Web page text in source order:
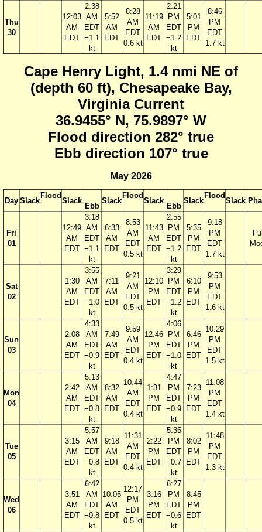
Thu
30
12:03
AM
EDT
2:38
AM
EDT
−1.1
kt
5:52
AM
EDT
8:28
AM
EDT
0.6 kt
11:19
AM
EDT
2:21
PM
EDT
−1.2
kt
5:01
PM
EDT
8:46
PM
EDT
1.7 kt
Cape Henry Light, 1.4 nmi NE of
(depth 60 ft), Chesapeake Bay,
Virginia Current
36.9455° N, 75.9897° W
Flood direction 282° true
Ebb direction 107° true
May 2026
Day Slack
Flood
Slack
Ebb
Slack
Flood
Slack
Ebb
Slack
Flood
Slack
Fri
01
12:49
AM
EDT
3:18
AM
EDT
−1.1
kt
6:33
AM
EDT
8:53
AM
EDT
0.5 kt
11:43
AM
EDT
2:55
PM
EDT
−1.2
kt
5:35
PM
EDT
9:18
PM
EDT
1.7 kt
Sat
02
1:30
AM
EDT
3:55
AM
EDT
−1.0
kt
7:11
AM
EDT
9:21
AM
EDT
0.5 kt
12:10
PM
EDT
3:29
PM
EDT
−1.2
kt
6:10
PM
EDT
9:53
PM
EDT
1.6 kt
Sun
03
2:08
AM
EDT
4:33
AM
EDT
−0.9
kt
7:49
AM
EDT
9:59
AM
EDT
0.4 kt
12:46
PM
EDT
4:06
PM
EDT
−1.0
kt
6:46
PM
EDT
10:29
PM
EDT
1.5 kt
Mon
04
2:42
AM
EDT
5:13
AM
EDT
−0.8
kt
8:32
AM
EDT
10:44
AM
EDT
0.4 kt
1:31
PM
EDT
4:47
PM
EDT
−0.9
kt
7:23
PM
EDT
11:08
PM
EDT
1.4 kt
Tue
05
3:15
AM
EDT
5:57
AM
EDT
−0.8
kt
9:18
AM
EDT
11:31
AM
EDT
0.4 kt
2:22
PM
EDT
5:35
PM
EDT
−0.7
kt
8:02
PM
EDT
11:48
PM
EDT
1.3 kt
Wed
06
3:51
AM
EDT
6:42
AM
EDT
−0.8
kt
10:05
AM
EDT
12:17
PM
EDT
0.5 kt
3:16
PM
EDT
6:27
PM
EDT
−0.6
kt
8:45
PM
EDT